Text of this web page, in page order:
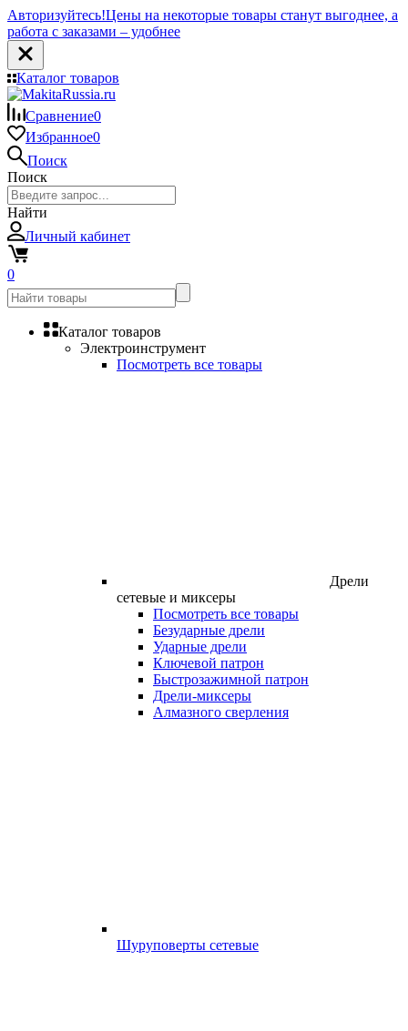
Авторизуйтесь!Цены на некоторые товары станут выгоднее, а
работа с заказами – удобнее
Каталог товаров
Сравнение0
Избранное0
Поиск
Поиск
Найти
Личный кабинет
0
Каталог товаров
Электроинструмент
Посмотреть все товары
Дрели
сетевые и миксеры
Посмотреть все товары
Безударные дрели
Ударные дрели
Ключевой патрон
Быстрозажимной патрон
Дрели-миксеры
Алмазного сверления
Шуруповерты сетевые